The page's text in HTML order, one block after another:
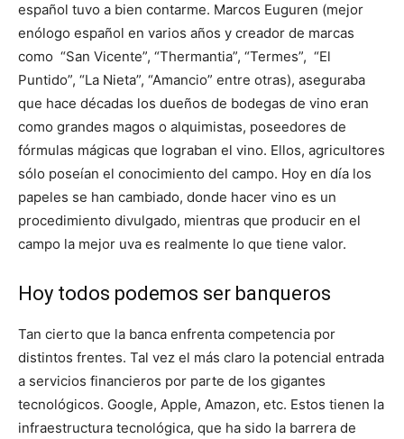
español tuvo a bien contarme. Marcos Euguren (mejor
enólogo español en varios años y creador de marcas
como “San Vicente”, “Thermantia”, “Termes”, “El
Puntido”, “La Nieta”, “Amancio” entre otras), aseguraba
que hace décadas los dueños de bodegas de vino eran
como grandes magos o alquimistas, poseedores de
fórmulas mágicas que lograban el vino. Ellos, agricultores
sólo poseían el conocimiento del campo. Hoy en día los
papeles se han cambiado, donde hacer vino es un
procedimiento divulgado, mientras que producir en el
campo la mejor uva es realmente lo que tiene valor.
Hoy todos podemos ser banqueros
Tan cierto que la banca enfrenta competencia por
distintos frentes. Tal vez el más claro la potencial entrada
a servicios financieros por parte de los gigantes
tecnológicos. Google, Apple, Amazon, etc. Estos tienen la
infraestructura tecnológica, que ha sido la barrera de